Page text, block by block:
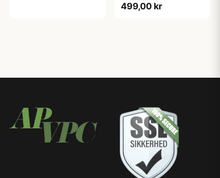
499,00 kr